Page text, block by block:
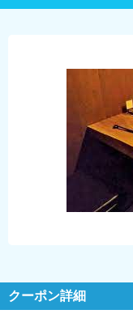
クーポン詳細